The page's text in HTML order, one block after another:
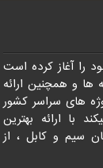
را آغاز کرده است
ها و همچنین ارائه
های سراسر کشور
با ارائه بهترین
سیم و کابل ، از